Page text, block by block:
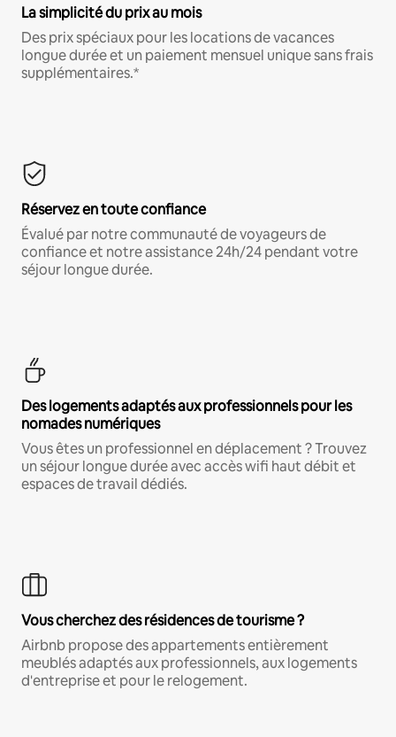
La simplicité du prix au mois
Des prix spéciaux pour les locations de vacances
longue durée et un paiement mensuel unique sans frais
supplémentaires.*
Réservez en toute confiance
Évalué par notre communauté de voyageurs de
confiance et notre assistance 24h/24 pendant votre
séjour longue durée.
Des logements adaptés aux professionnels pour les
nomades numériques
Vous êtes un professionnel en déplacement ? Trouvez
un séjour longue durée avec accès wifi haut débit et
espaces de travail dédiés.
Vous cherchez des résidences de tourisme ?
Airbnb propose des appartements entièrement
meublés adaptés aux professionnels, aux logements
d'entreprise et pour le relogement.